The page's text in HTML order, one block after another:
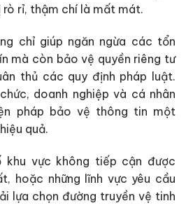
rò rỉ, thậm chí là mất mát.
chỉ giúp ngăn ngừa các tổn
mà còn bảo vệ quyền riêng tư
thủ các quy định pháp luật.
doanh nghiệp và cá nhân
pháp bảo vệ thông tin một
quả.
khu vực không tiếp cận được
hoặc những lĩnh vực yêu cầu
lựa chọn đường truyền vệ tinh